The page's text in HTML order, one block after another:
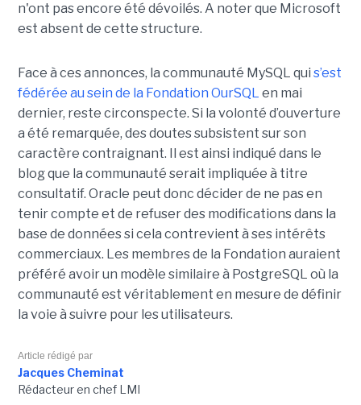
n'ont pas encore été dévoilés. A noter que Microsoft
est absent de cette structure.
Face à ces annonces, la communauté MySQL qui s’est
fédérée au sein de la Fondation OurSQL en mai
dernier, reste circonspecte. Si la volonté d’ouverture
a été remarquée, des doutes subsistent sur son
caractère contraignant. Il est ainsi indiqué dans le
blog que la communauté serait impliquée à titre
consultatif. Oracle peut donc décider de ne pas en
tenir compte et de refuser des modifications dans la
base de données si cela contrevient à ses intérêts
commerciaux. Les membres de la Fondation auraient
préféré avoir un modèle similaire à PostgreSQL où la
communauté est véritablement en mesure de définir
la voie à suivre pour les utilisateurs.
Article rédigé par
Jacques Cheminat
Rédacteur en chef LMI